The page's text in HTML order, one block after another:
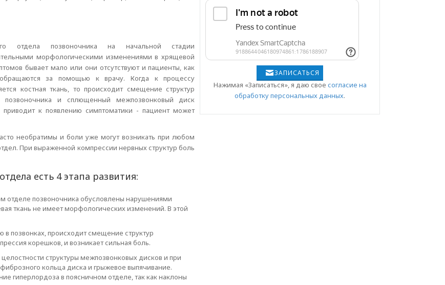
отдела позвоночника на начальной стадии
морфологическими изменениями в хрящевой
бывает мало или они отсутствуют и пациенты, как
за помощью к врачу. Когда к процессу
костная ткань, то происходит смещение структур
позвоночника и сплющенный межпозвонковый диск
приводит к появлению симптоматики - пациент может
необратимы и боли уже могут возникать при любом
При выраженной компрессии нервных структур боль
есть 4 этапа развития:
отделе позвоночника обусловлены нарушениями
ткань не имеет морфологических изменений. В этой
в позвонках, происходит смещение структур
корешков, и возникает сильная боль.
структуры межпозвонковых дисков и при
кольца диска и грыжевое выпячивание.
гиперлордоза в поясничном отделе, так как наклоны
ЗАПИСАТЬСЯ
Нажимая «Записаться», я даю свое согласие на
обработку персональных данных.